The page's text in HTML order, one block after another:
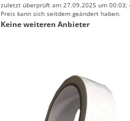
zuletzt überprüft am 27.09.2025 um 00:03;
Preis kann sich seitdem geändert haben.
Keine weiteren Anbieter